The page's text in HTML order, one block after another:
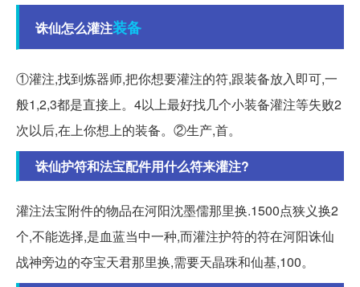
诛仙怎么灌注装备
①灌注,找到炼器师,把你想要灌注的符,跟装备放入即可,一
般1,2,3都是直接上。4以上最好找几个小装备灌注等失败2
次以后,在上你想上的装备。②生产,首。
诛仙护符和法宝配件用什么符来灌注?
灌注法宝附件的物品在河阳沈墨儒那里换.1500点狭义换2
个,不能选择,是血蓝当中一种,而灌注护符的符在河阳诛仙
战神旁边的夺宝天君那里换,需要天晶珠和仙基,100。